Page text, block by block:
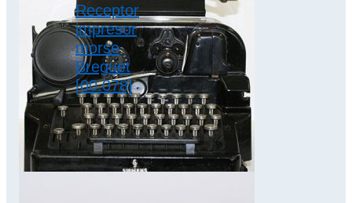
Receptor
impresor
morse
Breguet
[00.078]
Este receptor morse
prestó sus servicios
durante varias
décadas en la red
telegráfica